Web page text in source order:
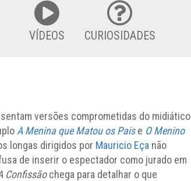
VÍDEOS CURIOSIDADES
versões comprometidas do midiático
A Menina que Matou os Paise O Menino
longas dirigidos por Mauricio Eça não
de inserir o espectador como jurado em
Confissãochega para detalhar o que